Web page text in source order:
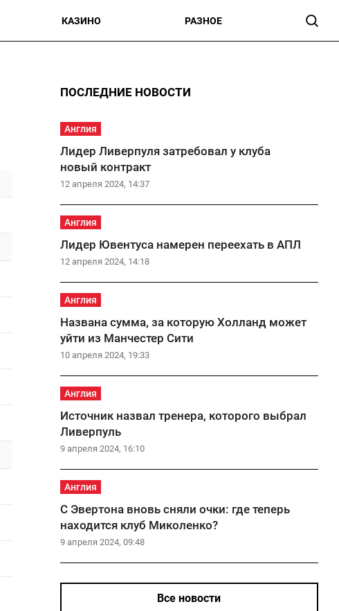
КАЗИНО РАЗНОЕ
ПОСЛЕДНИЕ НОВОСТИ
Англия
12 апреля 2024, 14:37
Лидер Ливерпуля затребовал у клуба
новый контракт
Англия
12 апреля 2024, 14:18
Лидер Ювентуса намерен переехать в АПЛ
Англия
10 апреля 2024, 19:33
Названа сумма, за которую Холланд может
уйти из Манчестер Сити
Англия
9 апреля 2024, 16:10
Источник назвал тренера, которого выбрал
Ливерпуль
Англия
9 апреля 2024, 09:48
С Эвертона вновь сняли очки: где теперь
находится клуб Миколенко?
Все новости